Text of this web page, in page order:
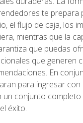
te prepara
el flujo de caja, los
mientras que la
que puedas
que generen
En
para ingresar con
un conjunto completo
éxito.